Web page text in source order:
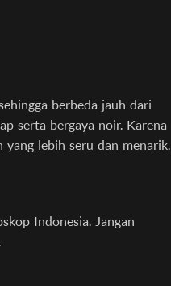
berbeda jauh dari
serta bergaya noir. Karena
lebih seru dan menarik.
Indonesia. Jangan